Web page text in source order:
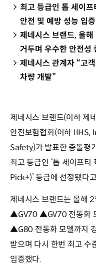
최고 등급인 톱 세이
안전 및 예방 성능 입증
제네시스 브랜드, 올
거두며 우수한 안전성
제네시스 관계자 “고
차량 개발”
제네시스 브랜드(이하 제
안전보험협회(이하
Safety)가 발표한 충돌평
최고 등급인 ‘톱 세이프
Pick+)’ 등급에 선정됐다
제네시스 브랜드는 올해
▲GV70 ▲GV70 전동화
▲G80 전동화 모델까지
받으며 다시 한번 최고 수
입증했다.